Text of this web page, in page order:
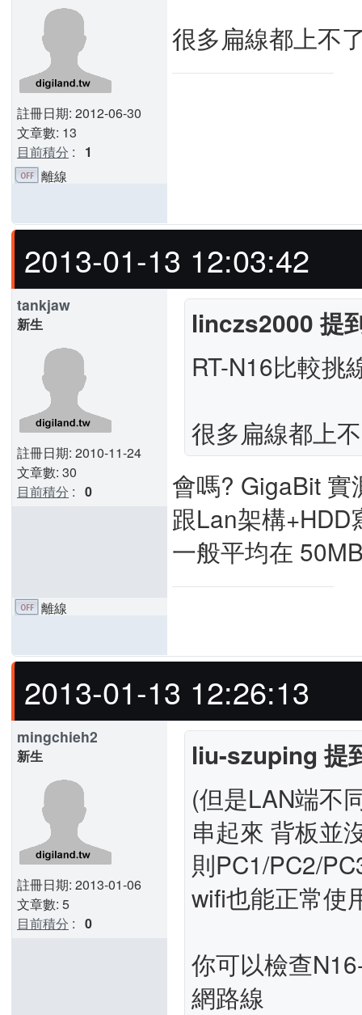
註冊日期: 2012-06-30
文章數: 13
目前積分 : 1
很多扁線都上不
離線
2013-01-13 12:03:42
tankjaw
新生
註冊日期: 2010-11-24
文章數: 30
目前積分 : 0
linczs2000 提
RT-N16比較挑
很多扁線都上
會嗎? GigaBit
跟Lan架構
一般平均在
離線
2013-01-13 12:26:13
mingchieh2
新生
註冊日期: 2013-01-06
文章數: 5
目前積分 : 0
liu-szuping 提
(但是LAN端不
串起來 背板並
則PC1/PC2/
wifi也能正常使
你可以檢查
網路線